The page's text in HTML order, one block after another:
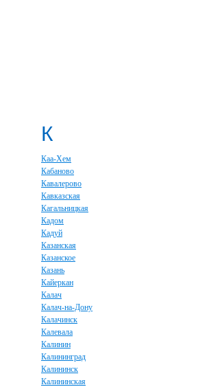
К
Каа-Хем
Кабаново
Кавалерово
Кавказская
Кагальницкая
Кадом
Кадуй
Казанская
Казанское
Казань
Кайеркан
Калач
Калач-на-Дону
Калачинск
Калевала
Калинин
Калининград
Калининск
Калининская